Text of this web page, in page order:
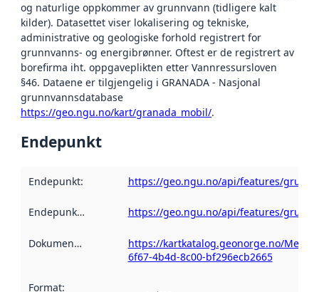
og naturlige oppkommer av grunnvann (tidligere kalt
kilder). Datasettet viser lokalisering og tekniske,
administrative og geologiske forhold registrert for
grunnvanns- og energibrønner. Oftest er de registrert av
borefirma iht. oppgaveplikten etter Vannressursloven
§46. Dataene er tilgjengelig i GRANADA - Nasjonal
grunnvannsdatabase
https://geo.ngu.no/kart/granada_mobil/.
Endepunkt
Endepunkt: https://geo.ngu.no/api/features/
Endepunktskildring https://geo.ngu.no/api/features/
Dokumentasjon
https://kartkatalog.geonorge.no/
6f67-4b4d-8c00-bf296ecb2665
Format: